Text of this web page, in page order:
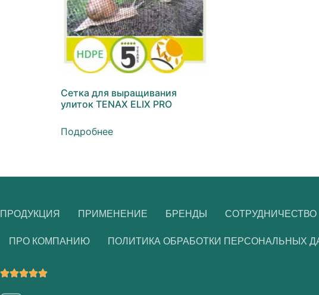
Сетка для выращивания
улиток TENAX ELIX PRO
Подробнее
ПРОДУКЦИЯ ПРИМЕНЕНИЕ БРЕНДЫ СОТРУДНИЧЕСТВО
ПРО КОМПАНИЮ ПОЛИТИКА ОБРАБОТКИ ПЕРСОНАЛЬНЫХ